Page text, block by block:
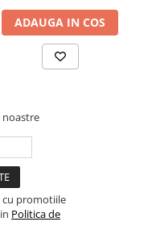
ADAUGA IN COS
cu promotiile
Politica de